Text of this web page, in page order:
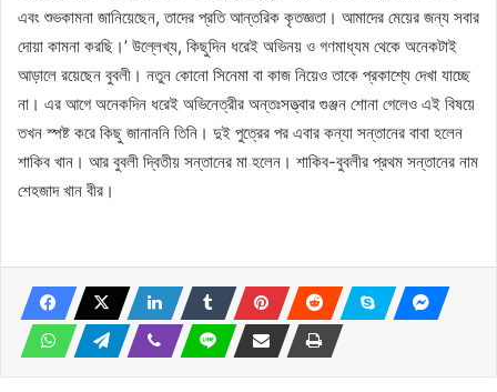
এবং শুভকামনা জানিয়েছেন, তাদের প্রতি আন্তরিক কৃতজ্ঞতা। আমাদের মেয়ের জন্য সবার
দোয়া কামনা করছি।’ উল্লেখ্য, কিছুদিন ধরেই অভিনয় ও গণমাধ্যম থেকে অনেকটাই
আড়ালে রয়েছেন বুবলী। নতুন কোনো সিনেমা বা কাজ নিয়েও তাকে প্রকাশ্যে দেখা যাচ্ছে
না। এর আগে অনেকদিন ধরেই অভিনেত্রীর অন্তঃসত্ত্বার গুঞ্জন শোনা গেলেও এই বিষয়ে
তখন স্পষ্ট করে কিছু জানাননি তিনি। দুই পুত্রের পর এবার কন্যা সন্তানের বাবা হলেন
শাকিব খান। আর বুবলী দ্বিতীয় সন্তানের মা হলেন। শাকিব-বুবলীর প্রথম সন্তানের নাম
শেহজাদ খান বীর।